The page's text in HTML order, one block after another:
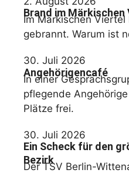
Brand im Märkischen
Im Märkischen
gebrannt. Warum ist
30. Juli 2026
Angehörigencafé
In einer
pflegende
Plätze frei.
30. Juli 2026
Ein Scheck für den
Bezirk
Der TSV Berlin-